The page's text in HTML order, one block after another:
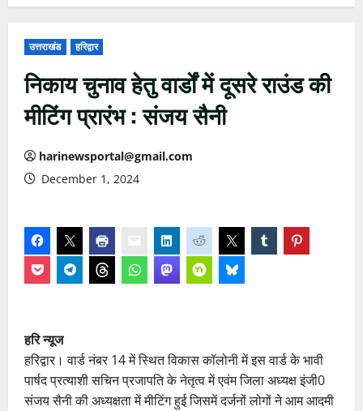
उत्तराखंड हरिद्वार
निकाय चुनाव हेतु वार्डों में दूसरे राउंड की
मीटिंग प्रारंभ : संजय सैनी
harinewsportal@gmail.com
December 1, 2024
हरि न्यूज
हरिद्वार। वार्ड नंबर 14 में स्थित विकास कॉलोनी में इस वार्ड के भावी
पार्षद प्रत्याशी सचिन प्रजापति के नेतृत्व में एवंम जिला अध्यक्ष इंजी0
संजय सैनी की अध्यक्षता में मीटिंग हुई जिसमें दर्जनों लोगों ने आम आदमी